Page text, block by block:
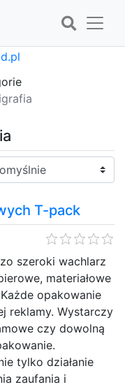
T-pack
szeroki wachlarz
materiałowe
opakowanie
reklamy. Wystarczy
czy dowolną
tylko działanie
zaufania i